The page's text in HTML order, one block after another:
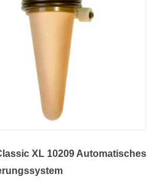
XL 10209 Automatisches